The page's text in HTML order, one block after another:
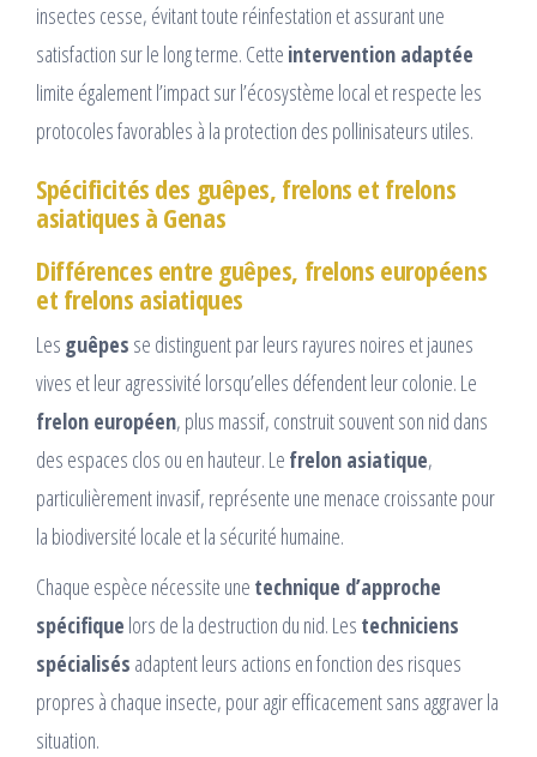
insectes cesse, évitant toute réinfestation et assurant une
satisfaction sur le long terme. Cette intervention adaptée
limite également l’impact sur l’écosystème local et respecte les
protocoles favorables à la protection des pollinisateurs utiles.
Spécificités des guêpes, frelons et frelons
asiatiques à Genas
Différences entre guêpes, frelons européens
et frelons asiatiques
Les guêpes se distinguent par leurs rayures noires et jaunes
vives et leur agressivité lorsqu’elles défendent leur colonie. Le
frelon européen, plus massif, construit souvent son nid dans
des espaces clos ou en hauteur. Le frelon asiatique,
particulièrement invasif, représente une menace croissante pour
la biodiversité locale et la sécurité humaine.
Chaque espèce nécessite une technique d’approche
spécifique lors de la destruction du nid. Les techniciens
spécialisés adaptent leurs actions en fonction des risques
propres à chaque insecte, pour agir efficacement sans aggraver la
situation.